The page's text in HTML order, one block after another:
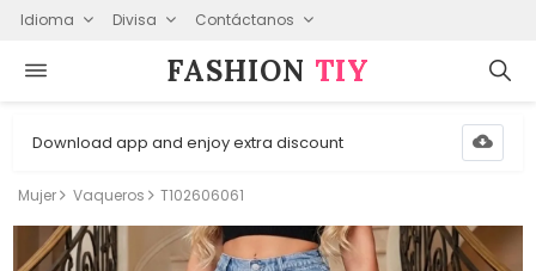
Idioma Divisa Contáctanos
FASHION⁠ TIY
Download app and enjoy extra discount
Mujer Vaqueros T102606061